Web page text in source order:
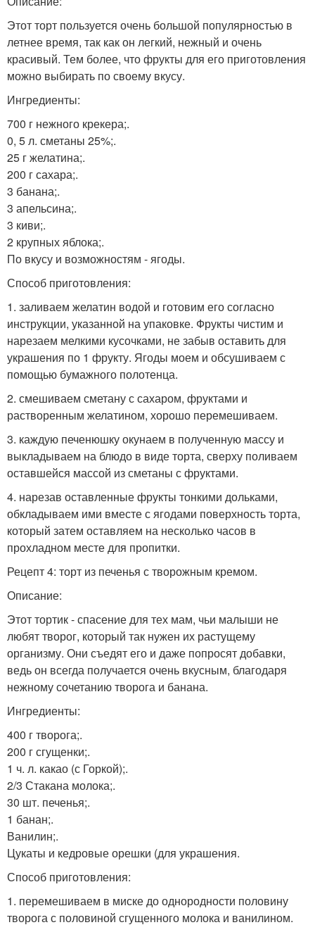
Этот торт пользуется очень большой популярностью в
летнее время, так как он легкий, нежный и очень
красивый. Тем более, что фрукты для его приготовления
можно выбирать по своему вкусу.
Ингредиенты:
700 г нежного крекера;.
0, 5 л. сметаны 25%;.
25 г желатина;.
200 г сахара;.
3 банана;.
3 апельсина;.
3 киви;.
2 крупных яблока;.
По вкусу и возможностям - ягоды.
Способ приготовления:
1. заливаем желатин водой и готовим его согласно
инструкции, указанной на упаковке. Фрукты чистим и
нарезаем мелкими кусочками, не забыв оставить для
украшения по 1 фрукту. Ягоды моем и обсушиваем с
помощью бумажного полотенца.
2. смешиваем сметану с сахаром, фруктами и
растворенным желатином, хорошо перемешиваем.
3. каждую печенюшку окунаем в полученную массу и
выкладываем на блюдо в виде торта, сверху поливаем
оставшейся массой из сметаны с фруктами.
4. нарезав оставленные фрукты тонкими дольками,
обкладываем ими вместе с ягодами поверхность торта,
который затем оставляем на несколько часов в
прохладном месте для пропитки.
Рецепт 4: торт из печенья с творожным кремом.
Описание:
Этот тортик - спасение для тех мам, чьи малыши не
любят творог, который так нужен их растущему
организму. Они съедят его и даже попросят добавки,
ведь он всегда получается очень вкусным, благодаря
нежному сочетанию творога и банана.
Ингредиенты:
400 г творога;.
200 г сгущенки;.
1 ч. л. какао (с Горкой);.
2/3 Стакана молока;.
30 шт. печенья;.
1 банан;.
Ванилин;.
Цукаты и кедровые орешки (для украшения.
Способ приготовления:
1. перемешиваем в миске до однородности половину
творога с половиной сгущенного молока и ванилином.